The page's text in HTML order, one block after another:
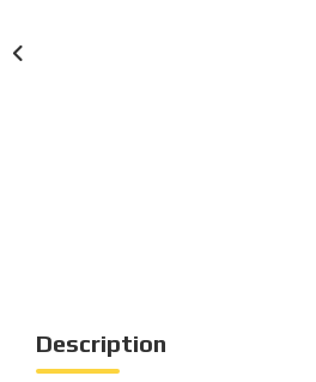
Description